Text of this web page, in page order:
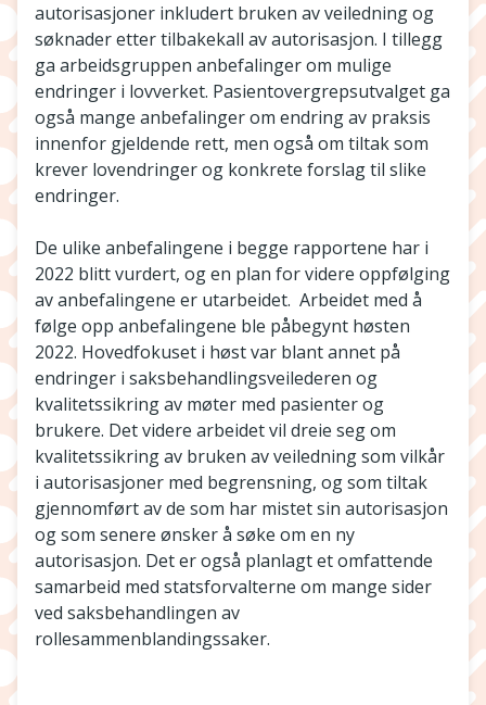
autorisasjoner inkludert bruken av veiledning og
søknader etter tilbakekall av autorisasjon. I tillegg
ga arbeidsgruppen anbefalinger om mulige
endringer i lovverket. Pasientovergrepsutvalget ga
også mange anbefalinger om endring av praksis
innenfor gjeldende rett, men også om tiltak som
krever lovendringer og konkrete forslag til slike
endringer.
De ulike anbefalingene i begge rapportene har i
2022 blitt vurdert, og en plan for videre oppfølging
av anbefalingene er utarbeidet. Arbeidet med å
følge opp anbefalingene ble påbegynt høsten
2022. Hovedfokuset i høst var blant annet på
endringer i saksbehandlingsveilederen og
kvalitetssikring av møter med pasienter og
brukere. Det videre arbeidet vil dreie seg om
kvalitetssikring av bruken av veiledning som vilkår
i autorisasjoner med begrensning, og som tiltak
gjennomført av de som har mistet sin autorisasjon
og som senere ønsker å søke om en ny
autorisasjon. Det er også planlagt et omfattende
samarbeid med statsforvalterne om mange sider
ved saksbehandlingen av
rollesammenblandingssaker.